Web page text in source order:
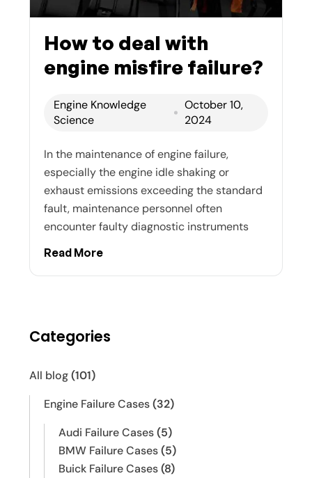
How to deal with
engine misfire failure?
Engine Knowledge
Science
October 10,
2024
In the maintenance of engine failure,
especially the engine idle shaking or
exhaust emissions exceeding the standard
fault, maintenance personnel often
encounter faulty diagnostic instruments
Read More
Categories
All blog(101)
Engine Failure Cases(32)
Audi Failure Cases(5)
BMW Failure Cases(5)
Buick Failure Cases(8)